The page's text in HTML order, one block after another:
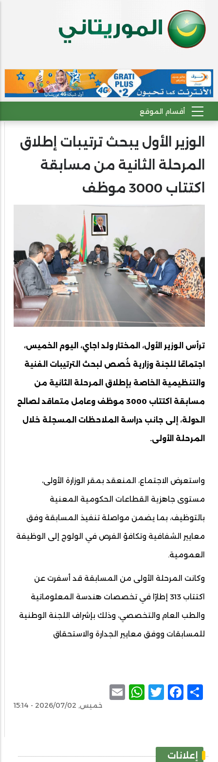
الوزير الأول يبحث ترتيبات إطلاق
المرحلة الثانية من مسابقة
اكتتاب 3000 موظف
ترأس الوزير الأول، المختار ولد اجاي، اليوم الخميس،
اجتماعًا للجنة وزارية خُصص لبحث الترتيبات الفنية
والتنظيمية الخاصة بإطلاق المرحلة الثانية من
مسابقة اكتتاب 3000 موظف وعامل متعاقد لصالح
الدولة، إلى جانب دراسة الملاحظات المسجلة خلال
المرحلة الأولى.
واستعرض الاجتماع، المنعقد بمقر الوزارة الأولى،
مستوى جاهزية القطاعات الحكومية المعنية
بالتوظيف، بما يضمن مواصلة تنفيذ المسابقة وفق
معايير الشفافية وتكافؤ الفرص في الولوج إلى الوظيفة
العمومية.
وكانت المرحلة الأولى من المسابقة قد أسفرت عن
اكتتاب 313 إطارًا في تخصصات هندسة المعلوماتية
والطب العام والتخصصي، وذلك بإشراف اللجنة الوطنية
للمسابقات ووفق معايير الجدارة والاستحقاق
Share
Facebook
Twitter
WhatsApp
خميس, 2026/07/02 - 15:14
إعلانات